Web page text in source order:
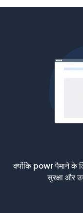
क्योंकि powr पैमाने के
सुरक्षा और